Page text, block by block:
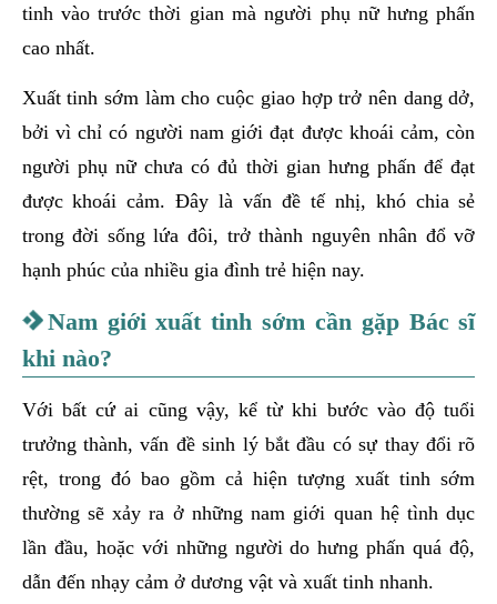
tinh vào trước thời gian mà người phụ nữ hưng phấn
cao nhất.
Xuất tinh sớm làm cho cuộc giao hợp trở nên dang dở,
bởi vì chỉ có người nam giới đạt được khoái cảm, còn
người phụ nữ chưa có đủ thời gian hưng phấn để đạt
được khoái cảm. Đây là vấn đề tế nhị, khó chia sẻ
trong đời sống lứa đôi, trở thành nguyên nhân đổ vỡ
hạnh phúc của nhiều gia đình trẻ hiện nay.
Nam giới xuất tinh sớm cần gặp Bác sĩ
khi nào?
Với bất cứ ai cũng vậy, kể từ khi bước vào độ tuổi
trưởng thành, vấn đề sinh lý bắt đầu có sự thay đổi rõ
rệt, trong đó bao gồm cả hiện tượng xuất tinh sớm
thường sẽ xảy ra ở những nam giới quan hệ tình dục
lần đầu, hoặc với những người do hưng phấn quá độ,
dẫn đến nhạy cảm ở dương vật và xuất tinh nhanh.